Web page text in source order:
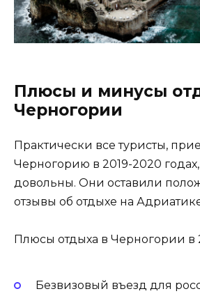
Плюсы и минусы
Черногории
Практически все туристы,
Черногорию в 2019-2020 годах,
довольны. Они оставили
отзывы об отдыхе на
Плюсы отдыха в Черногории в
Безвизовый въезд для